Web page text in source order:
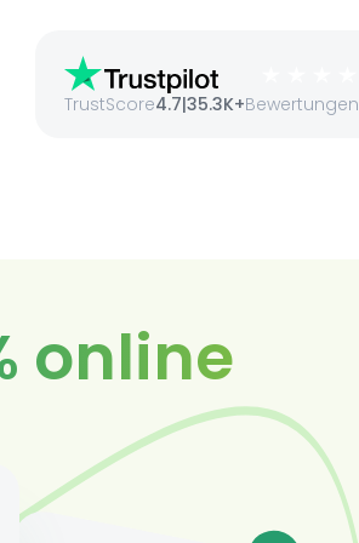
TrustScore4.7|35.3K+Bewertungen
online